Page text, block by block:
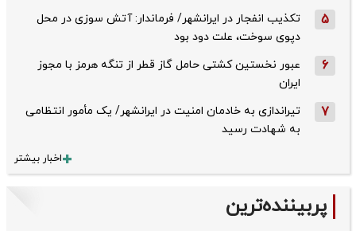
5
تکذیب ‌انفجار در ایرانشهر/ فرماندار: آتش سوزی در محل
دپوی سوخت، علت دود بود
6
عبور نخستین کشتی حامل گاز قطر از تنگه هرمز با مجوز
ایران
7
تیراندازی به خادمان امنیت در ایرانشهر/ یک مأمور انتظامی
به شهادت رسید
اخبار بیشتر
پربیننده‌ترین